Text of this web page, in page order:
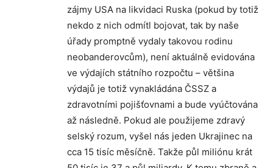
zájmy USA na likvidaci Ruska (pokud by totiž
nekdo z nich odmítl bojovat, tak by naše
úřady promptně vydaly takovou rodinu
neobanderovcům), není aktuálně evidována
ve výdajích státního rozpočtu – většina
výdajů je totiž vynakládána ČSSZ a
zdravotními pojišťovnami a bude vyúčtována
až následně. Pokud ale použijeme zdravý
selský rozum, vyšel nás jeden Ukrajinec na
cca 15 tisíc měsíčně. Takže půl miliónu krát